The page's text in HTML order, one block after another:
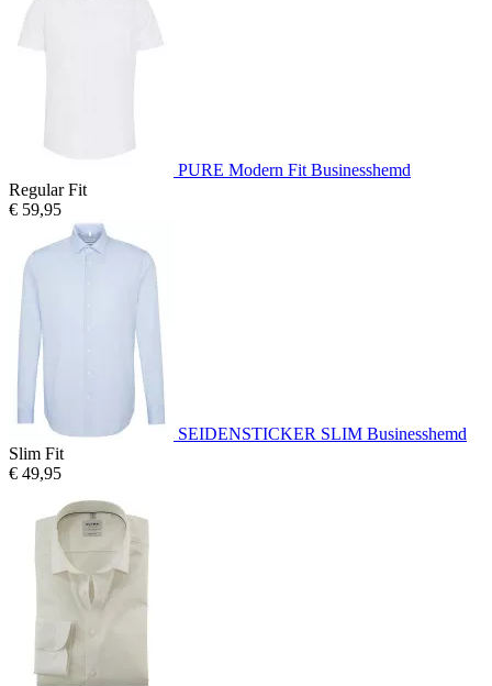
PURE Modern Fit Businesshemd
Regular Fit
€ 59,95
SEIDENSTICKER SLIM Businesshemd
Slim Fit
€ 49,95